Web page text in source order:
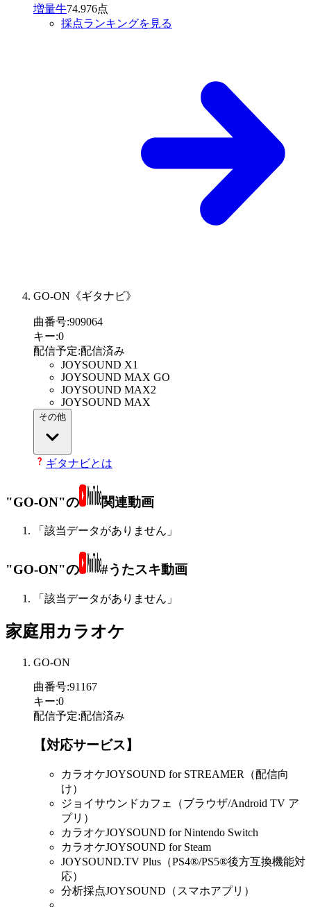
増量牛74.976点
採点ランキングを見る
GO-ON《ギタナビ》
曲番号:909064
キー:0
配信予定:配信済み
JOYSOUND X1
JOYSOUND MAX GO
JOYSOUND MAX2
JOYSOUND MAX
その他
ギタナビとは
"GO-ON"の 関連動画
「該当データがありません」
"GO-ON"の #うたスキ動画
「該当データがありません」
家庭用カラオケ
GO-ON
曲番号:91167
キー:0
配信予定:配信済み
【対応サービス】
カラオケJOYSOUND for STREAMER（配信向
け）
ジョイサウンドカフェ（ブラウザ/Android TV ア
プリ）
カラオケJOYSOUND for Nintendo Switch
カラオケJOYSOUND for Steam
JOYSOUND.TV Plus（PS4®/PS5®後方互換機能対
応）
分析採点JOYSOUND（スマホアプリ）